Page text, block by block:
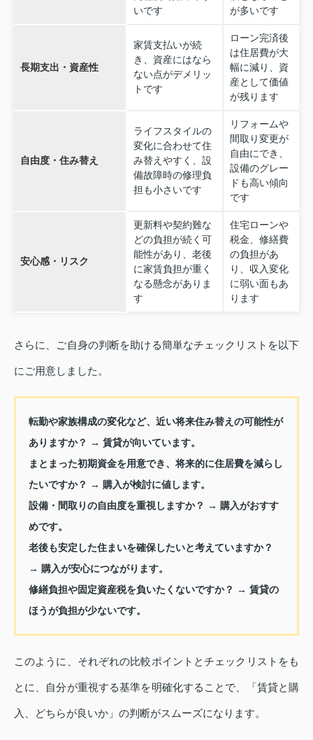
いです
が多いです
長期支出・資産性
家賃支払いが続
き、資産にはなら
ない点がデメリッ
トです
ローン完済後
は住居費が大
幅に減り、資
産として価値
が残ります
自由度・住み替え
ライフスタイルの
変化に合わせて住
み替えやすく、設
備故障時の修理負
担も小さいです
リフォームや
間取り変更が
自由にでき、
設備のグレー
ドも高い傾向
です
安心感・リスク
更新料や契約難な
どの負担が続く可
能性があり、老後
に家賃負担が重く
なる懸念がありま
す
住宅ローンや
税金、修繕費
の負担があ
り、収入変化
に弱い面もあ
ります
さらに、ご自身の判断を助ける簡単なチェックリストを以下
にご用意しました。
転勤や家族構成の変化など、近い将来住み替えの可能性が
ありますか？ → 賃貸が向いています。
まとまった初期資金を用意でき、将来的に住居費を減らし
たいですか？ → 購入が検討に値します。
設備・間取りの自由度を重視しますか？ → 購入がおすす
めです。
老後も安定した住まいを確保したいと考えていますか？
→ 購入が安心につながります。
修繕負担や固定資産税を負いたくないですか？ → 賃貸の
ほうが負担が少ないです。
このように、それぞれの比較ポイントとチェックリストをも
とに、自分が重視する基準を明確化することで、「賃貸と購
入、どちらが良いか」の判断がスムーズになります。